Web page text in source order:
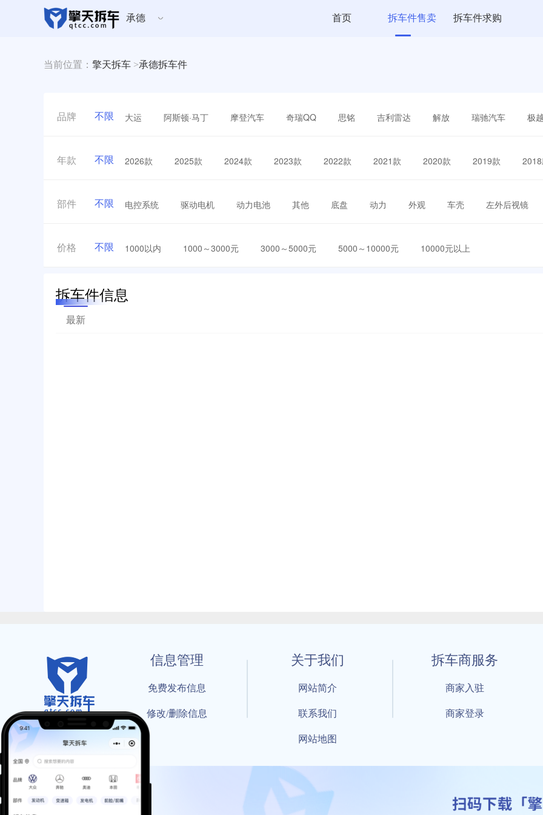
承德 首页 拆车件售卖 拆车件求购
当前位置： 擎天拆车 >承德拆车件
品牌 不限 大运 阿斯顿·马丁 摩登汽车 奇瑞QQ 思铭 吉利雷达 解放 瑞驰汽车 极
年款 不限 2026款 2025款 2024款 2023款 2022款 2021款 2020款 2019款
部件 不限 电控系统 驱动电机 动力电池 其他 底盘 动力 外观 车壳 左外后视镜
价格 不限 1000以内 1000～3000元 3000～5000元 5000～10000元 10000元以上
拆车件信息
最新
信息管理
免费发布信息
修改/删除信息
关于我们
网站简介
联系我们
网站地图
拆车商服务
商家入驻
商家登录
© 2021 By 擎天拆车-买卖拆车件，擎天拆车好省快 All Rights Reserved
工信部备案号：鲁ICP备18021004号-17 公安部备案号： 鲁公网安备